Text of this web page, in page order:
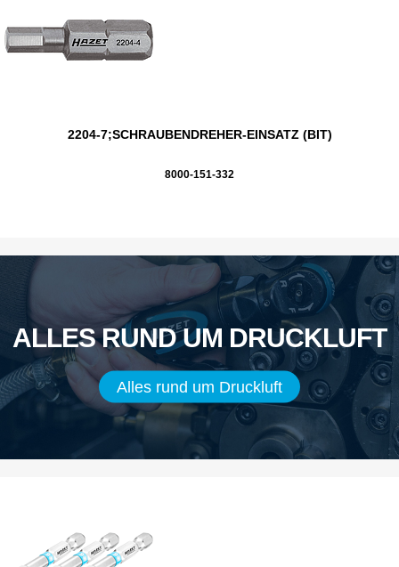
2204-7;SCHRAUBENDREHER-EINSATZ (BIT)
8000-151-332
ALLES RUND UM DRUCKLUFT
Alles rund um Druckluft